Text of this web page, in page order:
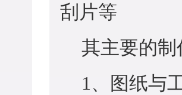
刮片等
其主要的
1、图纸与